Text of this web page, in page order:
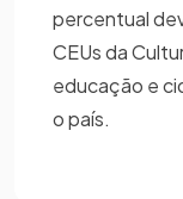
percentual
CEUs da
educação e
o país.